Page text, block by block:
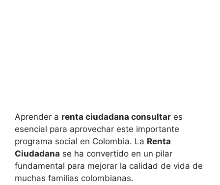
Aprender a renta ciudadana consultar es
esencial para aprovechar este importante
programa social en Colombia. La Renta
Ciudadana se ha convertido en un pilar
fundamental para mejorar la calidad de vida de
muchas familias colombianas.